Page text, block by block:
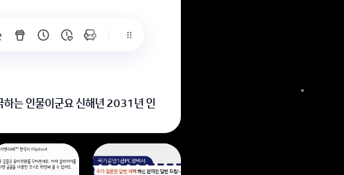
하는 인물이군요 신해년 2031년 인